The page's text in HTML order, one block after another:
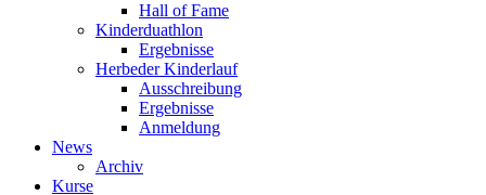
Hall of Fame
Kinderduathlon
Ergebnisse
Herbeder Kinderlauf
Ausschreibung
Ergebnisse
Anmeldung
News
Archiv
Kurse